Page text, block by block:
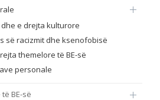
e drejta kulturore
së racizmit dhe ksenofobisë
themelore të BE-së
personale
BE-së